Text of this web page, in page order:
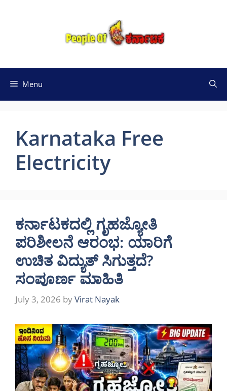
Menu
Karnataka Free
Electricity
ಕರ್ನಾಟಕದಲ್ಲಿ ಗೃಹಜ್ಯೋತಿ
ಪರಿಶೀಲನೆ ಆರಂಭ: ಯಾರಿಗೆ
ಉಚಿತ ವಿದ್ಯುತ್ ಸಿಗುತ್ತದೆ?
ಸಂಪೂರ್ಣ ಮಾಹಿತಿ
July 3, 2026 byVirat Nayak